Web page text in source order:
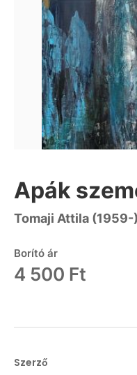
Apák
Tomaji Attila (1959-)
Borító ár
4 500 Ft
Szerző